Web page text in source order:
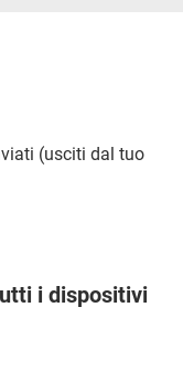
(usciti dal tuo
i dispositivi